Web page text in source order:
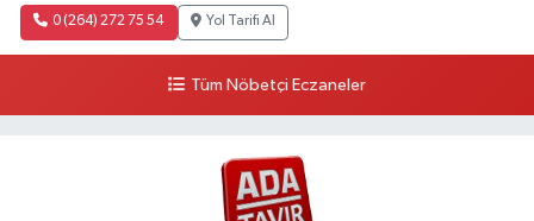
0 (264) 272 75 54 Yol Tarifi Al
Tüm Nöbetçi Eczaneler